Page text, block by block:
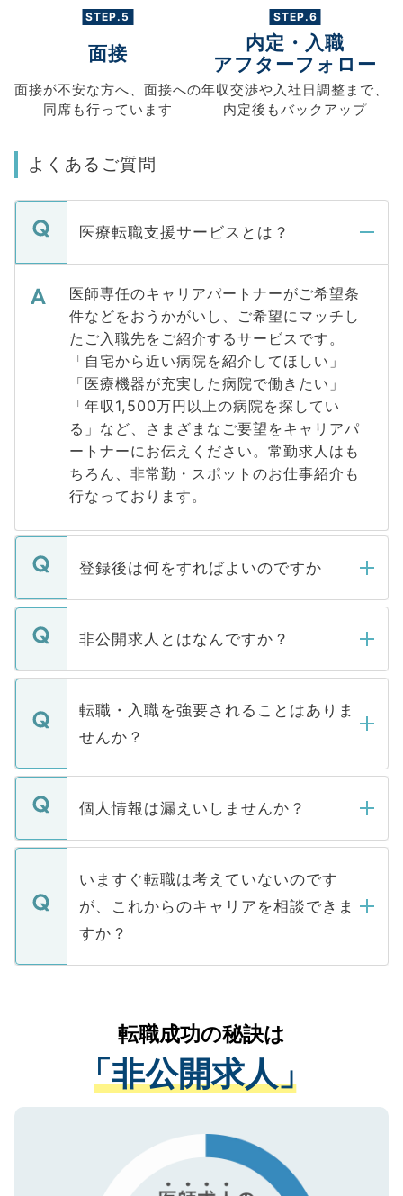
STEP.5
面接
面接が不安な方へ、 面接への
同席も行っています
STEP.6
内定・入職
アフターフォロー
年収交渉や入社日調整まで、
内定後もバックアップ
よくあるご質問
医療転職支援サービスとは？
医師専任のキャリアパートナーがご希望条
件などをおうかがいし、ご希望にマッチし
たご入職先をご紹介するサービスです。
「自宅から近い病院を紹介してほしい」
「医療機器が充実した病院で働きたい」
「年収1,500万円以上の病院を探してい
る」など、さまざまなご要望をキャリアパ
ートナーにお伝えください。常勤求人はも
ちろん、非常勤・スポットのお仕事紹介も
行なっております。
登録後は何をすればよいのですか
ご登録いただきましたら、弊社担当者がご
登録内容を確認し、その後メールもしくは
ます。通常、5営業日以内にはご連絡をせて
いただきますので、しばらくお待ちくださ
い。
非公開求人とはなんですか？
マイナビDOCTORで取り扱っている求人の
うち約3割は、Webサイトからご覧いただ
けない「非公開求人」です。非公開求人は
下記の理由によって、一般には公開してい
ません。
■応募殺到を避けるため 人気のある医療機
関を公にしてしまうと、応募が殺到する場
に、医療機関が求める条件に合った人材の
みを人材紹介会社に依頼するケースが増え
ています。
転職・入職を強要されることはありま
せんか？
転職・入職を強要することは一切ありませ
ん。また、仮に応募先から内定をいただい
定を承諾する必要はありません。内定先へ
の辞退の連絡はキャリアパートナーが行い
ますので、ご安心ください。
個人情報は漏えいしませんか？
個人情報が漏えいすることはありませんの
で、ご安心ください。当サイトからの登録
などで収集したご登録者様の個人情報は、
ご本人のキャリアアップおよび転職活動の
支援を目的に使用いたします。お預かりし
ているすべての個人データはご本人の許可
は、個人情報の取り扱いについての厳密な
管理基準を満たした事業者のみに付与され
る、プライバシーマークを取得済みです。
ご登録いただいた個人情報は、SSL（デー
で、機密保持に関してもご安心ください。
いますぐ転職は考えていないのです
が、これからのキャリアを相談できま
すか？
かがいして、現在の医療機関の状況や紹介
経験をまじえながら、適切なアドバイスを
させていただきます。すぐにご転職をされ
ない方には、長期的なサポートが可能です
ので、まずはご登録ください。
転職成功の秘訣は
「非公開求人」